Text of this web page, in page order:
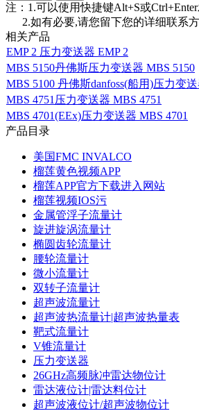
注：1.可以使用快捷键Alt+S或
2.如有必要,请您留下您的详细联系
相关产品
EMP 2 压力变送器 EMP 2
MBS 5150丹佛斯压力变送器 MBS 5150
MBS 5100 丹佛斯danfoss(船用)压力变
MBS 4751压力变送器 MBS 4751
MBS 4701(EEx)压力变送器 MBS 4701
产品目录
美国FMC INVALCO
榴莲黄色视频APP
榴莲APP官方下载进入网站
榴莲视频IOS污
金属管浮子流量计
旋进旋涡流量计
椭圆齿轮流量计
腰轮流量计
微小流量计
双转子流量计
超声波流量计
超声波热流量计|超声波热量表
靶式流量计
V锥流量计
压力变送器
26GHz高频脉冲雷达物位计
雷达液位计|雷达料位计
超声波液位计/超声波物位计